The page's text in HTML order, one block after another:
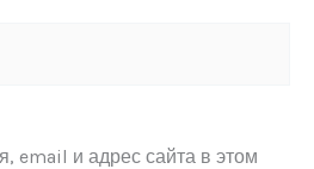
email и адрес сайта в этом